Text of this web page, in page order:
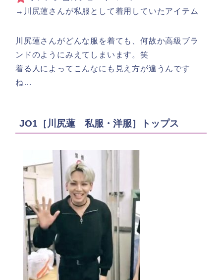
→川尻蓮さんが私服として着用していたアイテム
川尻蓮さんがどんな服を着ても、何故か高級ブラ
ンドのようにみえてしまいます。笑
着る人によってこんなにも見え方が違うんです
ね…
JO1［川尻蓮 私服・洋服］トップス